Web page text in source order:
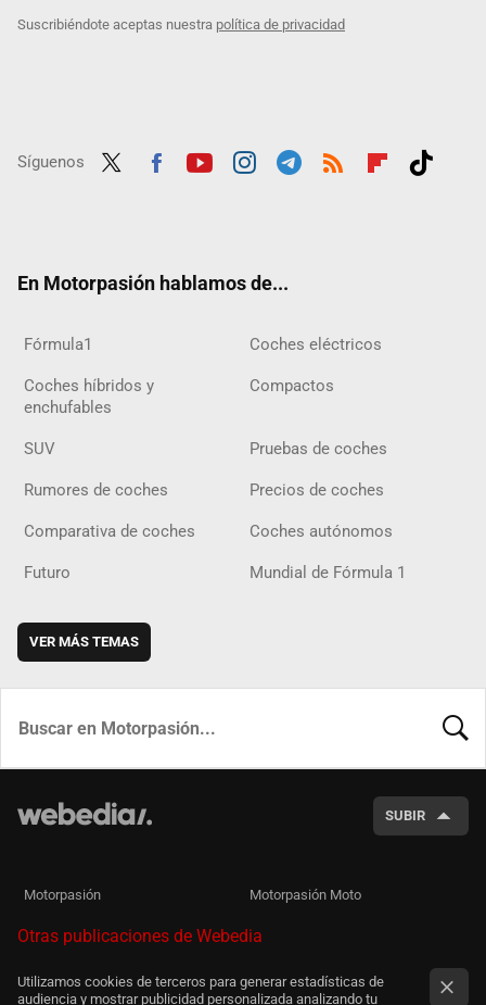
Suscribiéndote aceptas nuestra política de privacidad
Síguenos
En Motorpasión hablamos de...
Fórmula1 Coches eléctricos
Coches híbridos y
enchufables
Compactos
SUV Pruebas de coches
Rumores de coches Precios de coches
Comparativa de coches Coches autónomos
Futuro Mundial de Fórmula 1
VER MÁS TEMAS
SUBIR
Motorpasión Motorpasión Moto
Otras publicaciones de Webedia
Utilizamos cookies de terceros para generar estadísticas de
audiencia y mostrar publicidad personalizada analizando tu